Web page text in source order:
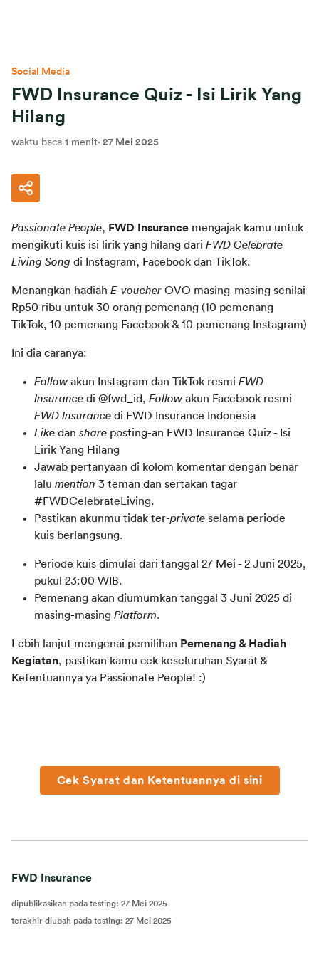
Social Media
FWD Insurance Quiz - Isi Lirik Yang
Hilang
waktu baca 1 menit· 27 Mei 2025
Passionate People, FWD Insurance mengajak kamu untuk
mengikuti kuis isi lirik yang hilang dari FWD Celebrate
Living Song di Instagram, Facebook dan TikTok.
Menangkan hadiah E-voucher OVO masing-masing senilai
Rp50 ribu untuk 30 orang pemenang (10 pemenang
TikTok, 10 pemenang Facebook & 10 pemenang Instagram)
Ini dia caranya:
Followakun Instagram dan TikTok resmi FWD
Insurance di @fwd_id, Followakun Facebook resmi
FWD Insurance di FWD Insurance Indonesia
Like dan share posting-an FWD Insurance Quiz - Isi
Lirik Yang Hilang
Jawab pertanyaan di kolom komentar dengan benar
lalu mention 3 teman dan sertakan tagar
#FWDCelebrateLiving.
Pastikan akunmu tidak ter-private selama periode
kuis berlangsung.
Periode kuis dimulai dari tanggal 27 Mei - 2 Juni 2025,
pukul 23:00 WIB.
Pemenang akan diumumkan tanggal 3 Juni 2025 di
masing-masing Platform.
Lebih lanjut mengenai pemilihan Pemenang & Hadiah
Kegiatan, pastikan kamu cek keseluruhan Syarat &
Ketentuannya ya Passionate People! :)
Cek Syarat dan Ketentuannya di sini
FWD Insurance
dipublikasikan pada testing: 27 Mei 2025
terakhir diubah pada testing: 27 Mei 2025